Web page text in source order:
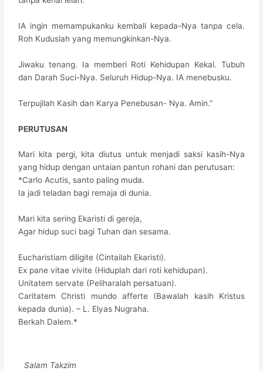
​IA ingin memampukanku kembali kepada-Nya tanpa cela.
Roh Kuduslah yang memungkinkan-Nya.
​Jiwaku tenang. Ia memberi Roti Kehidupan Kekal. Tubuh
dan Darah Suci-Nya. Seluruh Hidup-Nya. IA menebusku.
​Terpujilah Kasih dan Karya Penebusan- Nya. Amin.”
​PERUTUSAN
Mari kita pergi, kita diutus untuk menjadi saksi kasih-Nya
yang hidup dengan untaian pantun rohani dan perutusan:
​*Carlo Acutis, santo paling muda.
Ia jadi teladan bagi remaja di dunia.
Mari kita sering Ekaristi di gereja,
Agar hidup suci bagi Tuhan dan sesama.
​Eucharistiam diligite (Cintailah Ekaristi).
​Ex pane vitae vivite (Hiduplah dari roti kehidupan).
​Unitatem servate (Peliharalah persatuan).
​Caritatem Christi mundo afferte (Bawalah kasih Kristus
kepada dunia). – L. Elyas Nugraha.
​Berkah Dalem.*
​Salam Takzim